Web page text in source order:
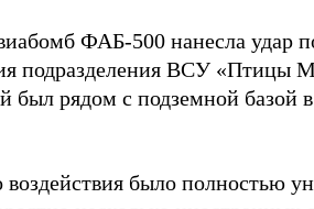
ФАБ-500 нанесла удар
подразделения ВСУ «Птицы
был рядом с подземной базой
воздействия было полностью